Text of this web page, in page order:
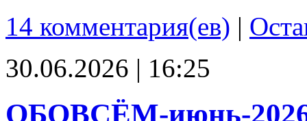
14 комментария(ев) |
30.06.2026 | 16:25
ОБОВСЁМ-июнь-